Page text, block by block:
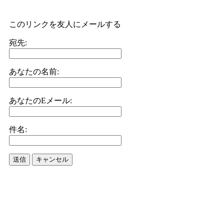
このリンクを友人にメールする
宛先:
あなたの名前:
あなたのEメール:
件名:
送信 キャンセル